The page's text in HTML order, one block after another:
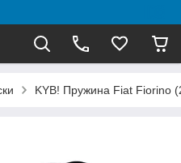
KYB! Пружина Fiat Fiorino